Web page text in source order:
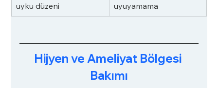
uyku düzeni
uyuyamama
Hijyen ve Ameliyat Bölgesi
Bakımı